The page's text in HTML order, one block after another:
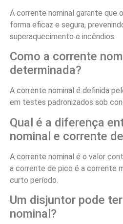
A corrente nominal garante que
forma eficaz e segura,
superaquecimento e incêndios.
Como a corrente
determinada?
A corrente nominal é definida
em testes padronizados sob
Qual é a diferença
nominal e corrente
A corrente nominal é o valor
a corrente de pico é a corrente
curto período.
Um disjuntor pode
nominal?